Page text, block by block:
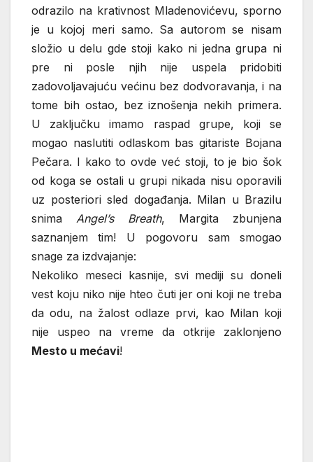
odrazilo na krativnost Mladenovićevu, sporno
je u kojoj meri samo. Sa autorom se nisam
složio u delu gde stoji kako ni jedna grupa ni
pre ni posle njih nije uspela pridobiti
zadovoljavajuću većinu bez dodvoravanja, i na
tome bih ostao, bez iznošenja nekih primera.
U zaključku imamo raspad grupe, koji se
mogao naslutiti odlaskom bas gitariste Bojana
Pečara. I kako to ovde već stoji, to je bio šok
od koga se ostali u grupi nikada nisu oporavili
uz posteriori sled događanja. Milan u Brazilu
snima Angel’s Breath, Margita zbunjena
saznanjem tim! U pogovoru sam smogao
snage za izdvajanje:
Nekoliko meseci kasnije, svi mediji su doneli
vest koju niko nije hteo čuti jer oni koji ne treba
da odu, na žalost odlaze prvi, kao Milan koji
nije uspeo na vreme da otkrije zaklonjeno
Mesto u mećavi!